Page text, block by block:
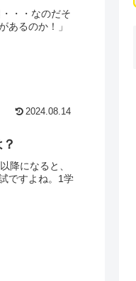
・・なのだそ
あるのか！」
2024.08.14
降になると、
ですよね。1学